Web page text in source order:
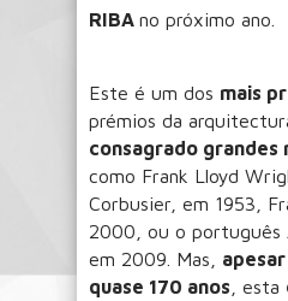
RIBA no próximo ano.
Este é um dos mais
prémios da
consagrado grandes
como Frank Lloyd
Corbusier, em 1953,
2000, ou o português
em 2009. Mas,
quase 170 anos , esta